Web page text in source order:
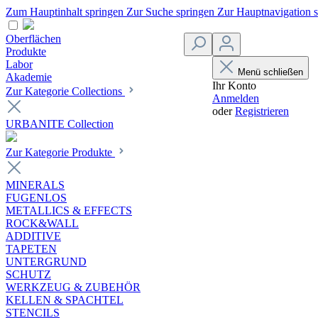
Zum Hauptinhalt springen Zur Suche springen Zur Hauptnavigation
Oberflächen
Produkte
Labor
Akademie
Zur Kategorie Collections
URBANITE Collection
Zur Kategorie Produkte
MINERALS
FUGENLOS
METALLICS & EFFECTS
ROCK&WALL
ADDITIVE
TAPETEN
UNTERGRUND
SCHUTZ
WERKZEUG & ZUBEHÖR
KELLEN & SPACHTEL
STENCILS
Menü schließen
Ihr Konto
Anmelden
oderRegistrieren